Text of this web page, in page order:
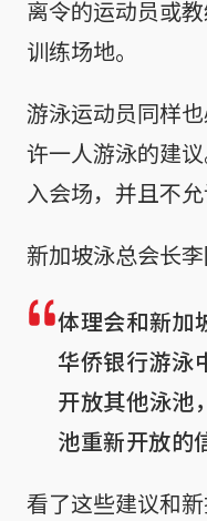
离令的运动员或
训练场地。
游泳运动员同样
许一人游泳的建
入会场，并且不
新加坡泳总会长李
体理会和新加
华侨银行游泳
开放其他泳池
池重新开放的
看了这些建议和